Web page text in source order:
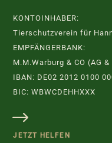
KONTOINHABER:
Tierschutzverein für
EMPFÄNGERBANK:
M.M.Warburg & CO (AG &
IBAN: DE02 2012 0100
BIC: WBWCDEHHXXX
JETZT HELFEN